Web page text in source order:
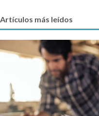
Artículos más leídos